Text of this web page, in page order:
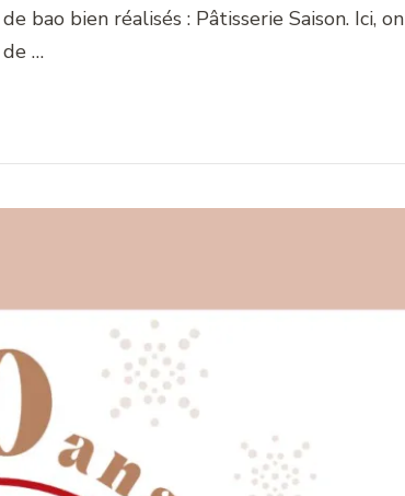
bao bien réalisés : Pâtisserie Saison. Ici, on
…